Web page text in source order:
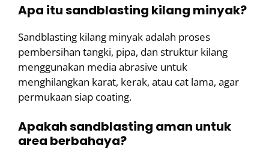
Apa itu sandblasting kilang minyak?
Sandblasting kilang minyak adalah proses
pembersihan tangki, pipa, dan struktur kilang
menggunakan media abrasive untuk
menghilangkan karat, kerak, atau cat lama, agar
permukaan siap coating.
Apakah sandblasting aman untuk
area berbahaya?